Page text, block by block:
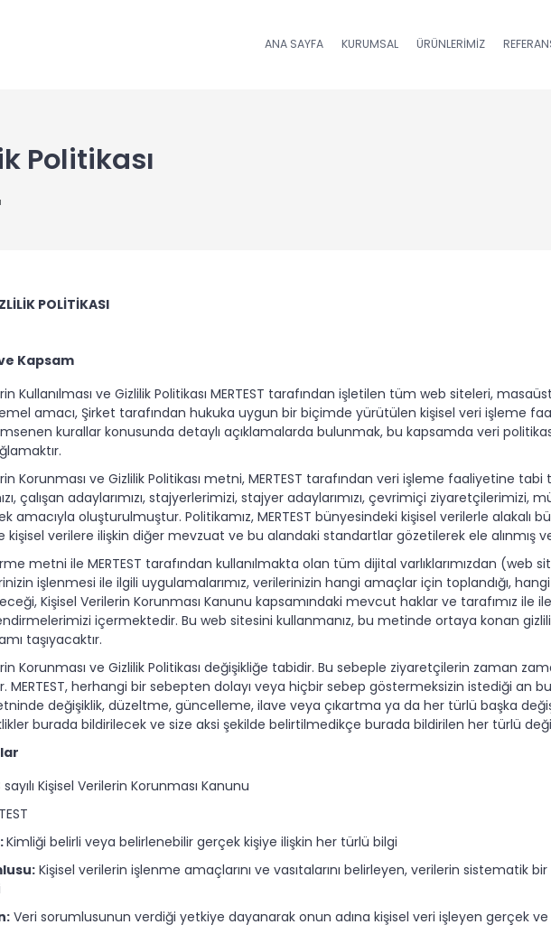
ANA SAYFA KURUMSAL ÜRÜNLERIMIZ
Politikası
POLİTİKASI
Kapsam
Kullanılması ve Gizlilik Politikası MERTEST tarafından işletilen tüm web siteleri,
amacı, Şirket tarafından hukuka uygun bir biçimde yürütülen kişisel veri işleme
kurallar konusunda detaylı açıklamalarda bulunmak, bu kapsamda veri
Korunması ve Gizlilik Politikası metni, MERTEST tarafından veri işleme faaliyetine tabi
çalışan adaylarımızı, stajyerlerimizi, stajyer adaylarımızı, çevrimiçi
amacıyla oluşturulmuştur. Politikamız, MERTEST bünyesindeki kişisel verilerle
kişisel verilere ilişkin diğer mevzuat ve bu alandaki standartlar gözetilerek ele alınmış ve
metni ile MERTEST tarafından kullanılmakta olan tüm dijital varlıklarımızdan
işlenmesi ile ilgili uygulamalarımız, verilerinizin hangi amaçlar için toplandığı, hangi
Kişisel Verilerin Korunması Kanunu kapsamındaki mevcut haklar ve tarafımız
içermektedir. Bu web sitesini kullanmanız, bu metinde ortaya konan
taşıyacaktır.
Korunması ve Gizlilik Politikası değişikliğe tabidir. Bu sebeple ziyaretçilerin zaman
MERTEST, herhangi bir sebepten dolayı veya hiçbir sebep göstermeksizin istediği an
değişiklik, düzeltme, güncelleme, ilave veya çıkartma ya da her türlü başka
burada bildirilecek ve size aksi şekilde belirtilmedikçe burada bildirilen her türlü
Kişisel Verilerin Korunması Kanunu
Kimliği belirli veya belirlenebilir gerçek kişiye ilişkin her türlü bilgi
Kişisel verilerin işlenme amaçlarını ve vasıtalarını belirleyen, verilerin sistematik
Veri sorumlusunun verdiği yetkiye dayanarak onun adına kişisel veri işleyen gerçek ve